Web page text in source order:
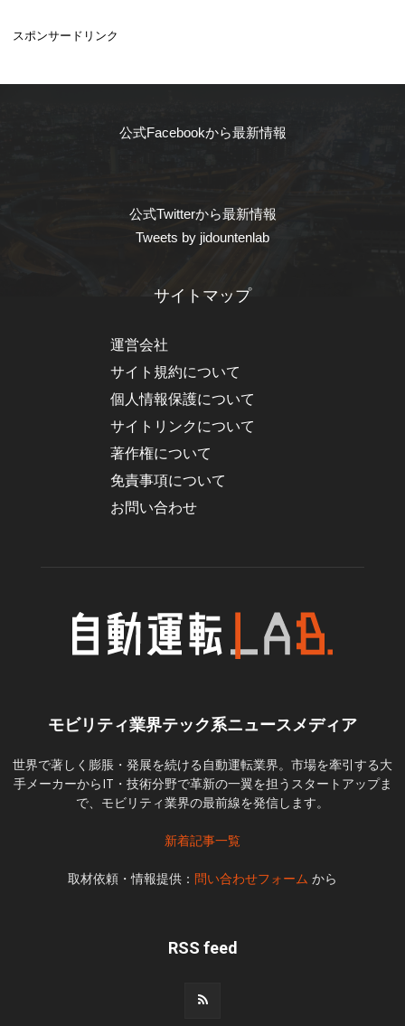
スポンサードリンク
公式Facebookから最新情報
公式Twitterから最新情報
Tweets by jidountenlab
サイトマップ
運営会社
サイト規約について
個人情報保護について
サイトリンクについて
著作権について
免責事項について
お問い合わせ
モビリティ業界テック系ニュースメディア
世界で著しく膨脹・発展を続ける自動運転業界。市場を牽引する大
手メーカーからIT・技術分野で革新の一翼を担うスタートアップま
で、モビリティ業界の最前線を発信します。
新着記事一覧
取材依頼・情報提供： 問い合わせフォーム から
RSS feed